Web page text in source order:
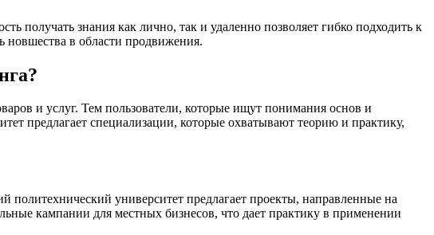
получать знания как лично, так и удаленно позволяет гибко подходить к
новшества в области продвижения.
и услуг. Тем пользователи, которые ищут понимания основ и
предлагает специализации, которые охватывают теорию и практику,
университет предлагает проекты, направленные на
кампании для местных бизнесов, что дает практику в применении